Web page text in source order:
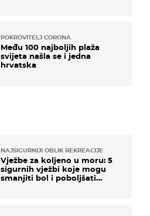
NAJSIGURNIJI OBLIK REKREACIJE
Vježbe za koljeno u moru: 5
sigurnih vježbi koje mogu
smanjiti bol i poboljšati
POKROVITELJ CORONA
Među 100 najboljih plaža
svijeta našla se i jedna
hrvatska